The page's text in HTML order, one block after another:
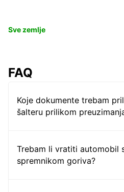
Sve zemlje
FAQ
Koje dokumente trebam
šalteru prilikom
Trebam li vratiti automobil
spremnikom goriva?